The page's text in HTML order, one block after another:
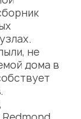
не
дома в